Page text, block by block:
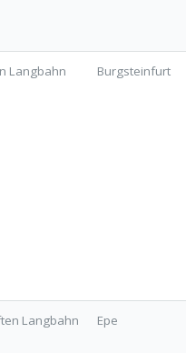
Langbahn Burgsteinfurt
Langbahn Epe